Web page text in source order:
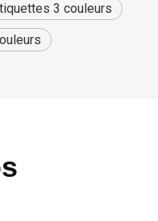
3 couleurs